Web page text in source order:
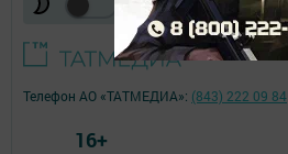
Телефон АО «ТАТМЕДИА»: (843) 222 09 84
16+